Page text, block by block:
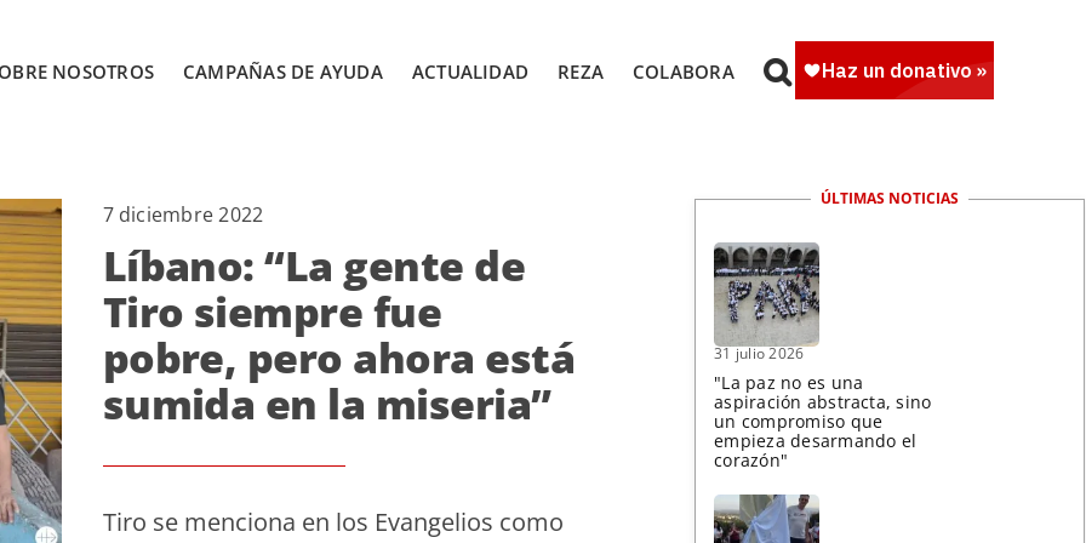
NOSOTROS CAMPAÑAS DE AYUDA ACTUALIDAD REZA COLABORA
7 diciembre 2022
Líbano: “La gente de
Tiro siempre fue
pobre, pero ahora está
sumida en la miseria”
Tiro se menciona en los Evangelios como
ÚLTIMAS NOTICIAS
31 julio 2026
"La paz no es una
aspiración abstracta, sino
un compromiso que
empieza desarmando el
corazón"